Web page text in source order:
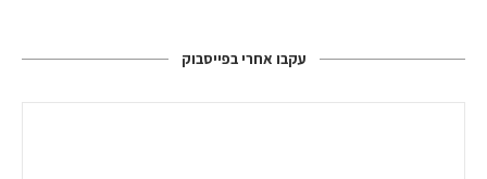
עקבו אחרי בפייסבוק